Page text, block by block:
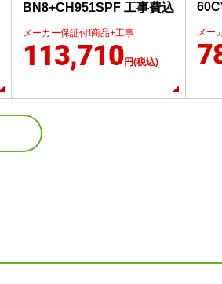
BN8+CH951SPF 工事費込
メーカー保証付!商品+工事
113,710円(税込)
メー